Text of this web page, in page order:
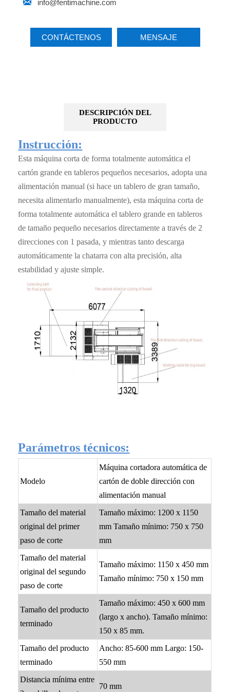
 info@fentimachine.com
CONTÁCTENOS MENSAJE
DESCRIPCIÓN DEL
PRODUCTO
Instrucción:
Esta máquina corta de forma totalmente automática el
cartón grande en tableros pequeños necesarios, adopta una
alimentación manual (si hace un tablero de gran tamaño,
necesita alimentarlo manualmente), esta máquina corta de
forma totalmente automática el tablero grande en tableros
de tamaño pequeño necesarios directamente a través de 2
direcciones con 1 pasada, y mientras tanto descarga
automáticamente la chatarra con alta precisión, alta
estabilidad y ajuste simple.
Parámetros técnicos:
Modelo
Máquina cortadora automática de
cartón de doble dirección con
alimentación manual
Tamaño del material
original del primer
paso de corte
Tamaño máximo: 1200 x 1150
mm Tamaño mínimo: 750 x 750
mm
Tamaño del material
original del segundo
paso de corte
Tamaño máximo: 1150 x 450 mm
Tamaño mínimo: 750 x 150 mm
Tamaño del producto
terminado
Tamaño máximo: 450 x 600 mm
(largo x ancho). Tamaño mínimo:
150 x 85 mm.
Tamaño del producto
terminado
Ancho: 85-600 mm Largo: 150-
550 mm
Distancia mínima entre
70 mm